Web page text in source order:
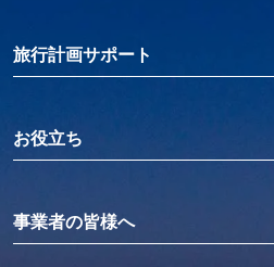
旅行計画サポート
お役立ち
事業者の皆様へ